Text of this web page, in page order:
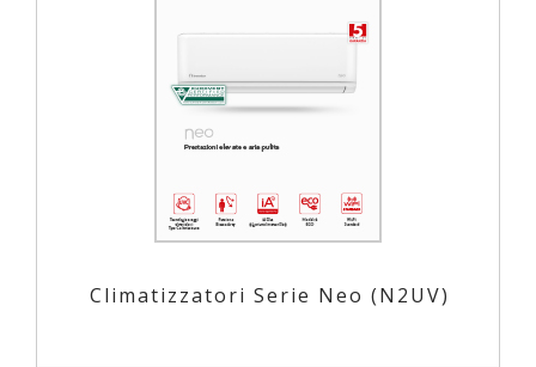
Climatizzatori Serie Neo (Ν2UV)